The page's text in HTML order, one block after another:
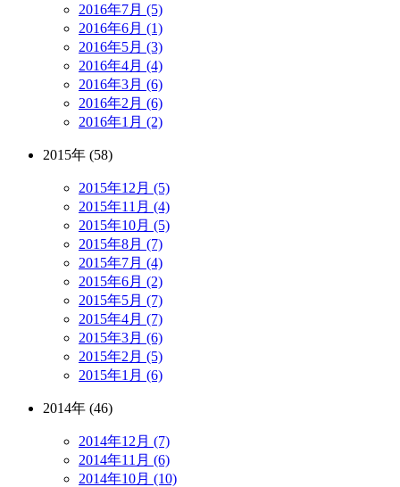
2016年7月 (5)
2016年6月 (1)
2016年5月 (3)
2016年4月 (4)
2016年3月 (6)
2016年2月 (6)
2016年1月 (2)
2015年 (58)
2015年12月 (5)
2015年11月 (4)
2015年10月 (5)
2015年8月 (7)
2015年7月 (4)
2015年6月 (2)
2015年5月 (7)
2015年4月 (7)
2015年3月 (6)
2015年2月 (5)
2015年1月 (6)
2014年 (46)
2014年12月 (7)
2014年11月 (6)
2014年10月 (10)